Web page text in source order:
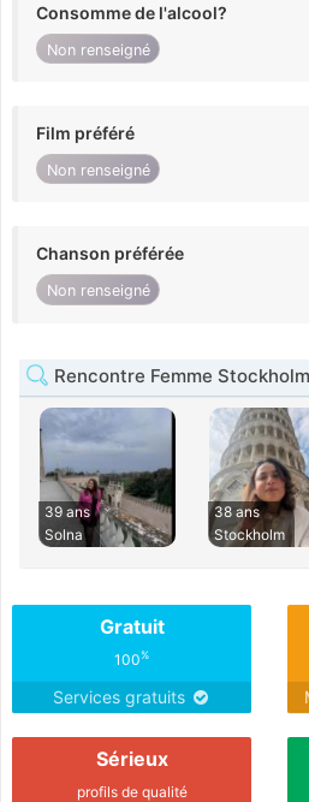
Consomme de l'alcool?
Non renseigné
Film préféré
Non renseigné
Chanson préférée
Non renseigné
Rencontre Femme Stockholm
39 ans
Solna
38 ans
Stockholm
Gratuit
100%
Services gratuits
Sérieux
profils de qualité